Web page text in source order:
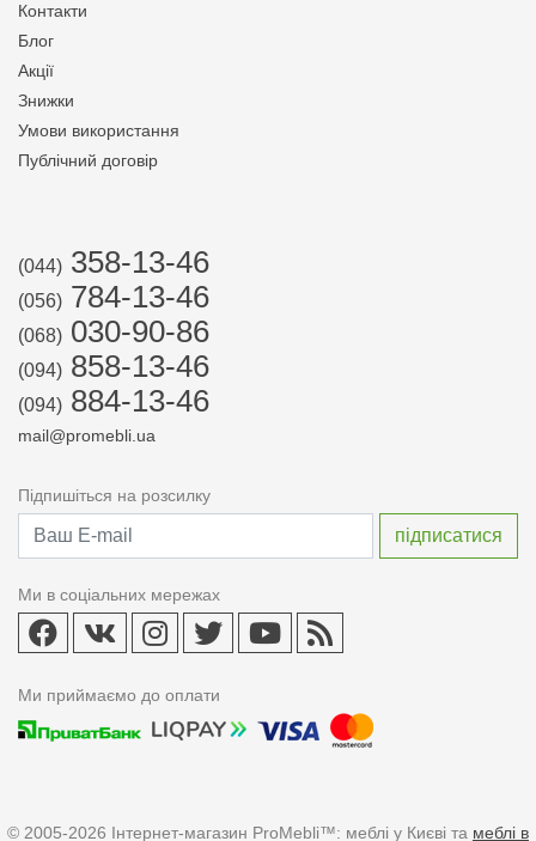
Контакти
Блог
Акції
Знижки
Умови використання
Публічний договір
(044) 358-13-46
(056) 784-13-46
(068) 030-90-86
(094) 858-13-46
(094) 884-13-46
mail@promebli.ua
Підпишіться на розсилку
Ми в соціальних мережах
Ми приймаємо до оплати
© 2005-2026 Інтернет-магазин ProMebli™: меблі у Києві та меблі в